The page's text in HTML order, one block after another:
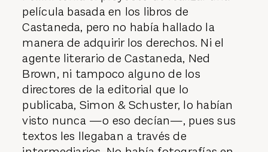
película basada en los libros de
Castaneda, pero no había hallado la
manera de adquirir los derechos. Ni el
agente literario de Castaneda, Ned
Brown, ni tampoco alguno de los
directores de la editorial que lo
publicaba, Simon & Schuster, lo habían
visto nunca —o eso decían—, pues sus
textos les llegaban a través de